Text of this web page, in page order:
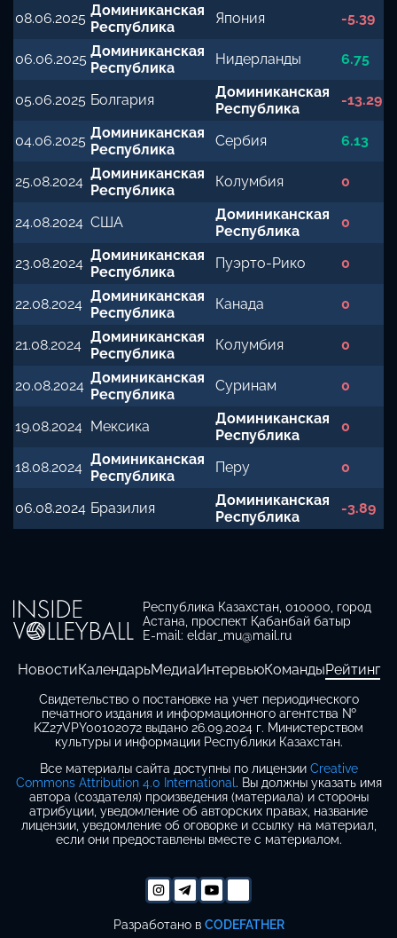
08.06.2025 Доминиканская
Республика
Япония -5.39
06.06.2025 Доминиканская
Республика
Нидерланды 6.75
05.06.2025 Болгария
Доминиканская
Республика
-13.29
04.06.2025 Доминиканская
Республика
Сербия 6.13
25.08.2024 Доминиканская
Республика
Колумбия 0
24.08.2024 США
Доминиканская
Республика
0
23.08.2024 Доминиканская
Республика
Пуэрто-Рико 0
22.08.2024 Доминиканская
Республика
Канада 0
21.08.2024 Доминиканская
Республика
Колумбия 0
20.08.2024 Доминиканская
Республика
Суринам 0
19.08.2024 Мексика
Доминиканская
Республика
0
18.08.2024 Доминиканская
Республика
Перу 0
06.08.2024 Бразилия
Доминиканская
Республика
-3.89
Республика Казахстан, 010000, город
Астана, проспект Қабанбай батыр
E-mail: eldar_mu@mail.ru
НовостиКалендарьМедиаИнтервьюКомандыРейтинг
Свидетельство о постановке на учет периодического
печатного издания и информационного агентства №
KZ27VPY00102072 выдано 26.09.2024 г. Министерством
культуры и информации Республики Казахстан.
Все материалы сайта доступны по лицензии Creative
Commons Attribution 4.0 International . Вы должны указать имя
автора (создателя) произведения (материала) и стороны
атрибуции, уведомление об авторских правах, название
лицензии, уведомление об оговорке и ссылку на материал,
если они предоставлены вместе с материалом.
Разработано в CODEFATHER